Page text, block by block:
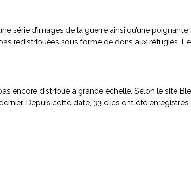
série d’images de la guerre ainsi qu’une
redistribuées sous forme de dons aux réfugiés.
encore distribué à grande échelle. Selon le site
Depuis cette date, 33 clics ont été